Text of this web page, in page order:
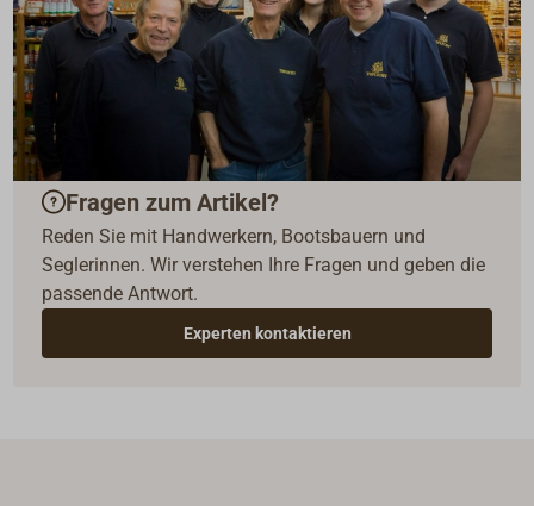
Fragen zum Artikel?
Reden Sie mit Handwerkern, Bootsbauern und
Seglerinnen. Wir verstehen Ihre Fragen und geben die
passende Antwort.
Experten kontaktieren